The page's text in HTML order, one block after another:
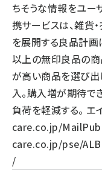
ちそうな情報をユー
携サービスは、雑貨
を展開する良品計画
以上の無印良品の
が高い商品を選び出
入。購入増が期待で
負荷を軽減する。 エ
care.co.jp/
care.co.jp/pse/
/